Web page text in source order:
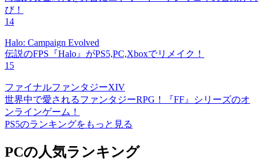
び！
14
Halo: Campaign Evolved
伝説のFPS『Halo』がPS5,PC,Xboxでリメイク！
15
ファイナルファンタジーXIV
世界中で愛されるファンタジーRPG！『FF』シリーズのオ
ンラインゲーム！
PS5のランキングをもっと見る
PCの人気ランキング